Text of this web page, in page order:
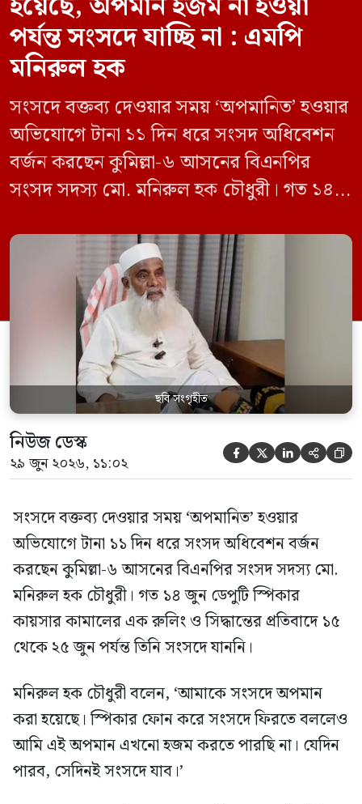
পর্যন্ত সংসদে যাচ্ছি না : এমপি
মনিরুল হক
সংসদে বক্তব্য দেওয়ার সময় ‘অপমানিত’ হওয়ার
অভিযোগে টানা ১১ দিন ধরে সংসদ অধিবেশন
বর্জন করছেন কুমিল্লা-৬ আসনের বিএনপির
সংসদ সদস্য মো. মনিরুল হক চৌধুরী। গত ১৪
রুলিং ও সিদ্ধান্তের প্রতিবাদে ১৫ থেকে ২৫ জুন
পর্যন্ত তিনি সংসদে যাননি। মনিরুল হক চৌধুরী
বলেন, ‘আমাকে সংসদে অপমান করা হয়েছে।
স্পিকার ফোন […]
ছবি সংগৃহীত
নিউজ ডেস্ক
২৯ জুন ২০২৬, ১১:০২     
সংসদে বক্তব্য দেওয়ার সময় ‘অপমানিত’ হওয়ার
অভিযোগে টানা ১১ দিন ধরে সংসদ অধিবেশন বর্জন
করছেন কুমিল্লা-৬ আসনের বিএনপির সংসদ সদস্য মো.
মনিরুল হক চৌধুরী। গত ১৪ জুন ডেপুটি স্পিকার
কায়সার কামালের এক রুলিং ও সিদ্ধান্তের প্রতিবাদে ১৫
থেকে ২৫ জুন পর্যন্ত তিনি সংসদে যাননি।
মনিরুল হক চৌধুরী বলেন, ‘আমাকে সংসদে অপমান
করা হয়েছে। স্পিকার ফোন করে সংসদে ফিরতে বললেও
আমি এই অপমান এখনো হজম করতে পারছি না। যেদিন
পারব, সেদিনই সংসদে যাব।’